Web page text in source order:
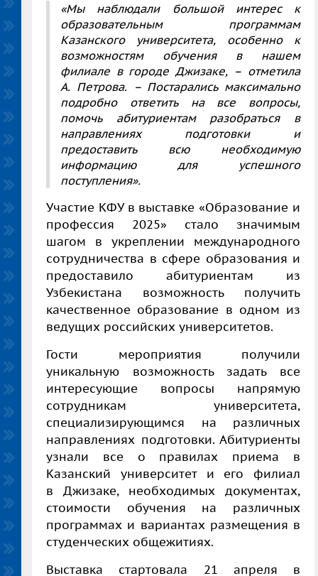
«Мы наблюдали большой интерес к
образовательным программам
Казанского университета, особенно к
возможностям обучения в нашем
филиале в городе Джизаке, – отметила
А. Петрова. – Постарались максимально
подробно ответить на все вопросы,
помочь абитуриентам разобраться в
направлениях подготовки и
предоставить всю необходимую
информацию для успешного
поступления».
Участие КФУ в выставке «Образование и
профессия 2025» стало значимым
шагом в укреплении международного
сотрудничества в сфере образования и
предоставило абитуриентам из
Узбекистана возможность получить
качественное образование в одном из
ведущих российских университетов.
Гости мероприятия получили
уникальную возможность задать все
интересующие вопросы напрямую
сотрудникам университета,
специализирующимся на различных
направлениях подготовки. Абитуриенты
узнали все о правилах приема в
Казанский университет и его филиал
в Джизаке, необходимых документах,
стоимости обучения на различных
программах и вариантах размещения в
студенческих общежитиях.
Выставка стартовала 21 апреля в